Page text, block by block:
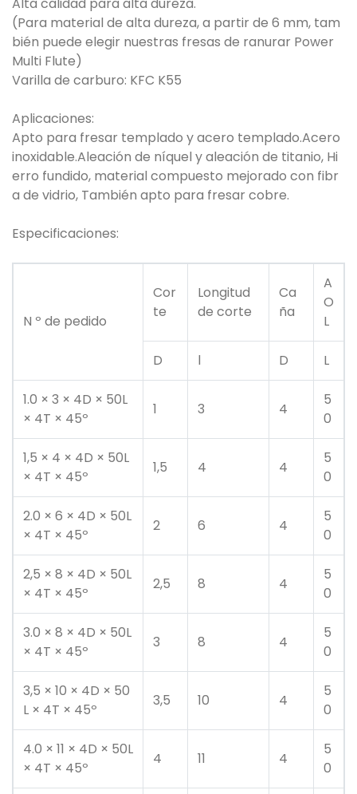
(Para material de alta dureza, a partir de 6 mm, tam
bién puede elegir nuestras fresas de ranurar Power
Multi Flute)
Varilla de carburo: KFC K55
Aplicaciones:
Apto para fresar templado y acero templado.Acero
inoxidable.Aleación de níquel y aleación de titanio, Hi
erro fundido, material compuesto mejorado con fibr
a de vidrio, También apto para fresar cobre.
Especificaciones:
N º de pedido
Cor
te
Longitud
de corte
Ca
ña
A
O
L
D l D L
1.0 × 3 × 4D × 50L
× 4T × 45º
1 3 4
5
0
1,5 × 4 × 4D × 50L
× 4T × 45º
1,5 4 4
5
0
2.0 × 6 × 4D × 50L
× 4T × 45º
2 6 4
5
0
2,5 × 8 × 4D × 50L
× 4T × 45º
2,5 8 4
5
0
3.0 × 8 × 4D × 50L
× 4T × 45º
3 8 4
5
0
3,5 × 10 × 4D × 50
L × 4T × 45º
3,5 10 4
5
0
4.0 × 11 × 4D × 50L
× 4T × 45º
4 11 4
5
0